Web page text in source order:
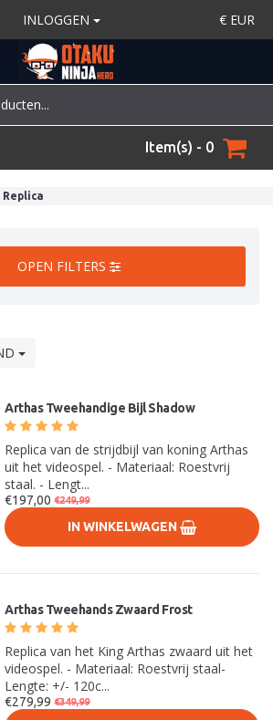
INLOGGEN € EUR
Item(s) - 0
Replica
OPEN FILTERS
Arthas Tweehandige Bijl Shadow
Replica van de strijdbijl van koning Arthas
uit het videospel. - Materiaal: Roestvrij
staal. - Lengt...
€197,00 €249,99
IN WINKELWAGEN
Arthas Tweehands Zwaard Frost
Replica van het King Arthas zwaard uit het
videospel. - Materiaal: Roestvrij staal-
Lengte: +/- 120c...
€279,99 €349,99